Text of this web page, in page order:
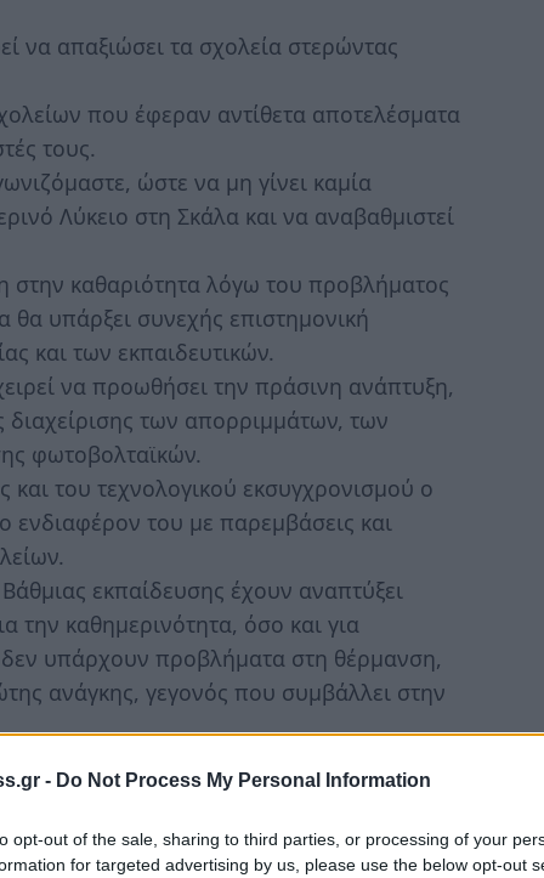
- Do Not Process My Personal Information
opt-out of the sale, sharing to third parties, or processing of your
for targeted advertising by us, please use the below opt-out
να απαξιώσει τα σχολεία στερώντας
που έφεραν αντίθετα αποτελέσματα
τους.
ώστε να μη γίνει καμία
Λύκειο στη Σκάλα και να αναβαθμιστεί
στην καθαριότητα λόγω του προβλήματος
θα υπάρξει συνεχής επιστημονική
και των εκπαιδευτικών.
να προωθήσει την πράσινη ανάπτυξη,
διαχείρισης των απορριμμάτων, των
φωτοβολταϊκών.
και του τεχνολογικού εκσυγχρονισμού ο
ενδιαφέρον του με παρεμβάσεις και
εκπαίδευσης έχουν αναπτύξει
την καθημερινότητα, όσο και για
δεν υπάρχουν προβλήματα στη θέρμανση,
ανάγκης, γεγονός που συμβάλλει στην
για την Πρωτοβάθμια και Δευτεροβάθμια
στις 350.000ευρώ. Διαφορετικά με τις
θα ήταν αδύνατο να λειτουργήσουν.
λειτουργίας των σχολείων και με